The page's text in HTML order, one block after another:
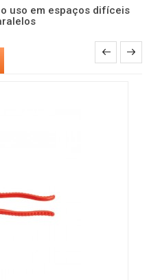
uso em espaços difíceis